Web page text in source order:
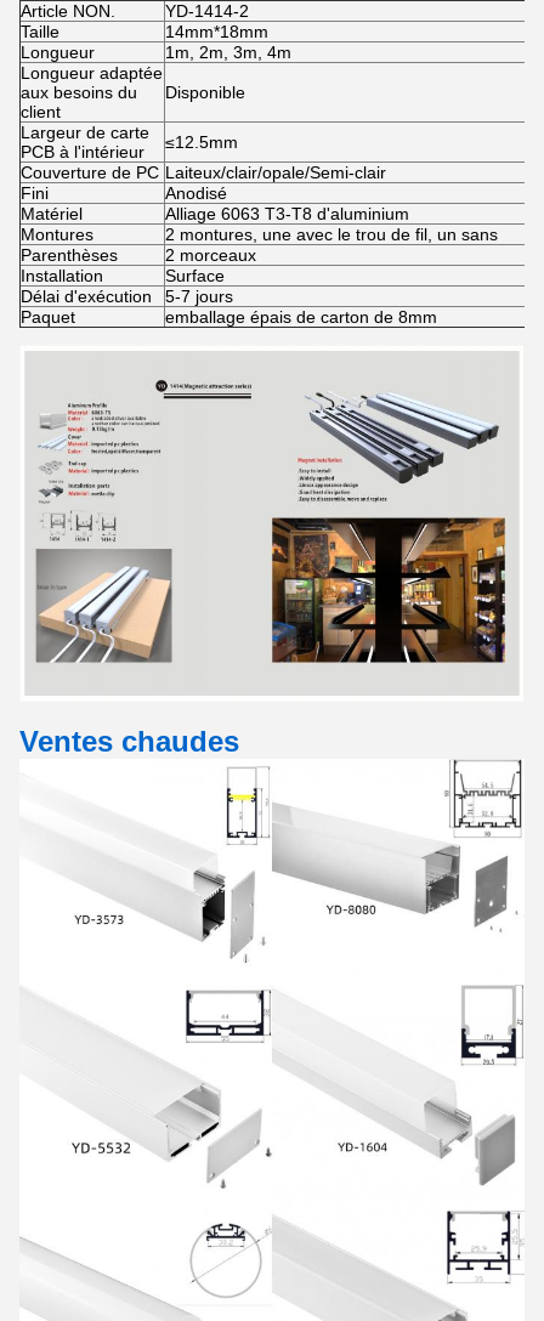
Article NON.
YD-1414-2
Taille
14mm*18mm
Longueur
1m, 2m, 3m, 4m
Longueur adaptée
aux besoins du
client
Disponible
Largeur de carte
PCB à l'intérieur
≤12.5mm
Couverture de PC Laiteux/clair/opale/Semi-clair
Fini
Anodisé
Matériel
Alliage 6063 T3-T8 d'aluminium
Montures
2 montures, une avec le trou de fil, un sans
Parenthèses
2 morceaux
Installation
Surface
Délai d'exécution
5-7 jours
Paquet
emballage épais de carton de 8mm
Ventes chaudes